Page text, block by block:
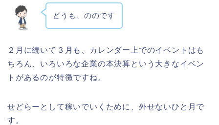
どうも、ののです
２月に続いて３月も、カレンダー上でのイベントはも
ちろん、いろいろな企業の本決算という大きなイベン
トがあるのが特徴ですね。
せどらーとして稼いでいくために、外せないひと月で
す。